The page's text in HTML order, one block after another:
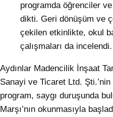
programda öğrenciler
dikti. Geri dönüşüm ve
çekilen etkinlikte, okul
çalışmaları da incelendi.
Aydınlar Madencilik İnşaat
Sanayi ve Ticaret Ltd.
program, saygı duruşunda
Marşı’nın okunmasıyla